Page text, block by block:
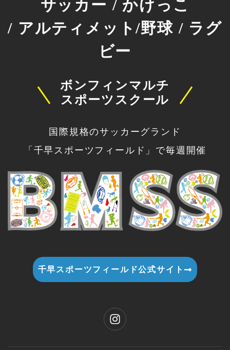
サッカー / かけっこ
/ アルティメット/野球 / ラグ
ビー
ボンフィンマルチ
スポーツスクール
国際規格のサッカーグランド
「千早スポーツフィールド」で毎週開催
千早スポーツフィールド公式サイト
n
s
t